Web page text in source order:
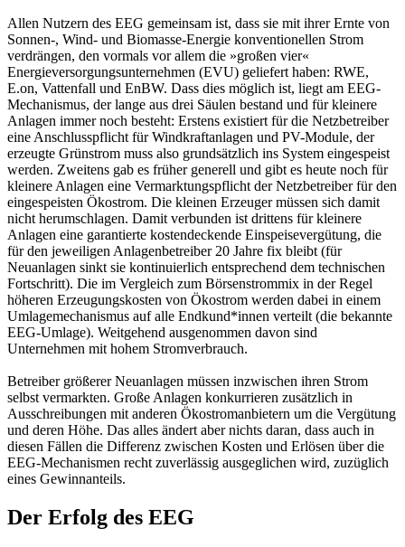
Allen Nutzern des EEG gemeinsam ist, dass sie mit ihrer Ernte von
Sonnen-, Wind- und Biomasse-Energie konventionellen Strom
verdrängen, den vormals vor allem die »großen vier«
Energieversorgungsunternehmen (EVU) geliefert haben: RWE,
E.on, Vattenfall und EnBW. Dass dies möglich ist, liegt am EEG-
Mechanismus, der lange aus drei Säulen bestand und für kleinere
Anlagen immer noch besteht: Erstens existiert für die Netzbetreiber
eine Anschlusspflicht für Windkraftanlagen und PV-Module, der
erzeugte Grünstrom muss also grundsätzlich ins System eingespeist
werden. Zweitens gab es früher generell und gibt es heute noch für
kleinere Anlagen eine Vermarktungspflicht der Netzbetreiber für den
eingespeisten Ökostrom. Die kleinen Erzeuger müssen sich damit
nicht herumschlagen. Damit verbunden ist drittens für kleinere
Anlagen eine garantierte kostendeckende Einspeisevergütung, die
für den jeweiligen Anlagenbetreiber 20 Jahre fix bleibt (für
Neuanlagen sinkt sie kontinuierlich entsprechend dem technischen
Fortschritt). Die im Vergleich zum Börsenstrommix in der Regel
höheren Erzeugungskosten von Ökostrom werden dabei in einem
Umlagemechanismus auf alle Endkund*innen verteilt (die bekannte
EEG-Umlage). Weitgehend ausgenommen davon sind
Unternehmen mit hohem Stromverbrauch.
Betreiber größerer Neuanlagen müssen inzwischen ihren Strom
selbst vermarkten. Große Anlagen konkurrieren zusätzlich in
Ausschreibungen mit anderen Ökostromanbietern um die Vergütung
und deren Höhe. Das alles ändert aber nichts daran, dass auch in
diesen Fällen die Differenz zwischen Kosten und Erlösen über die
EEG-Mechanismen recht zuverlässig ausgeglichen wird, zuzüglich
eines Gewinnanteils.
Der Erfolg des EEG